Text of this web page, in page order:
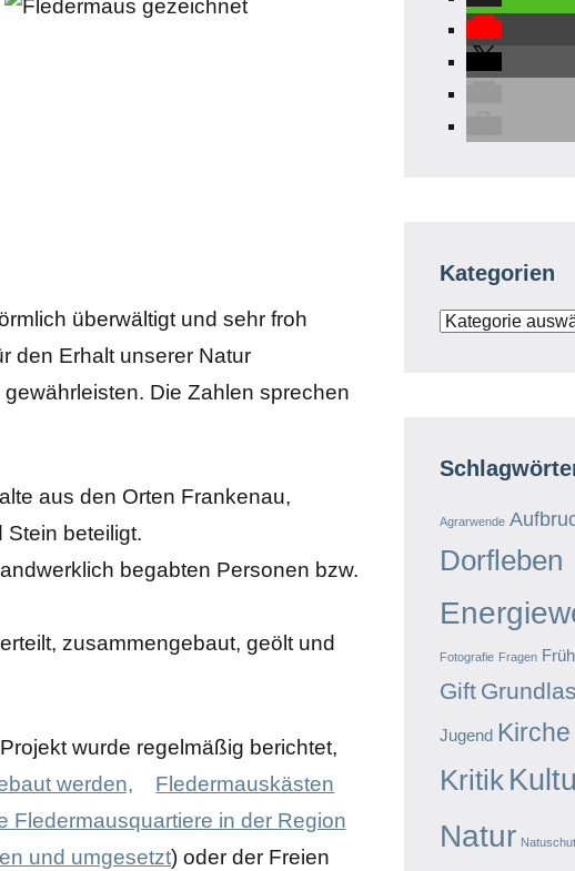
überwältigt und sehr froh
den Erhalt unserer Natur
Die Zahlen sprechen
aus den Orten Frankenau,
Stein beteiligt.
begabten Personen bzw.
zusammengebaut, geölt und
wurde regelmäßig berichtet,
werden,
Fledermauskästen
Fledermausquartiere in der Region
und umgesetzt) oder der Freien
Kategorien
Kategorien
Agrarwende
Dorfleben
Fotografie Fragen
Gift
Jugend Kirche
Kritik
Natur